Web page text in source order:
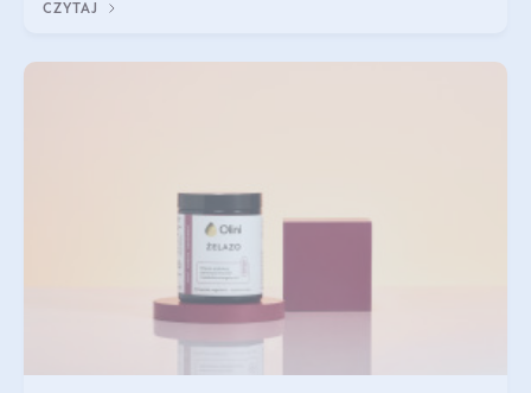
CZYTAJ